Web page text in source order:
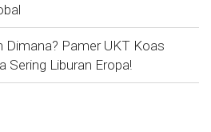
Dimana? Pamer UKT Koas
Sering Liburan Eropa!